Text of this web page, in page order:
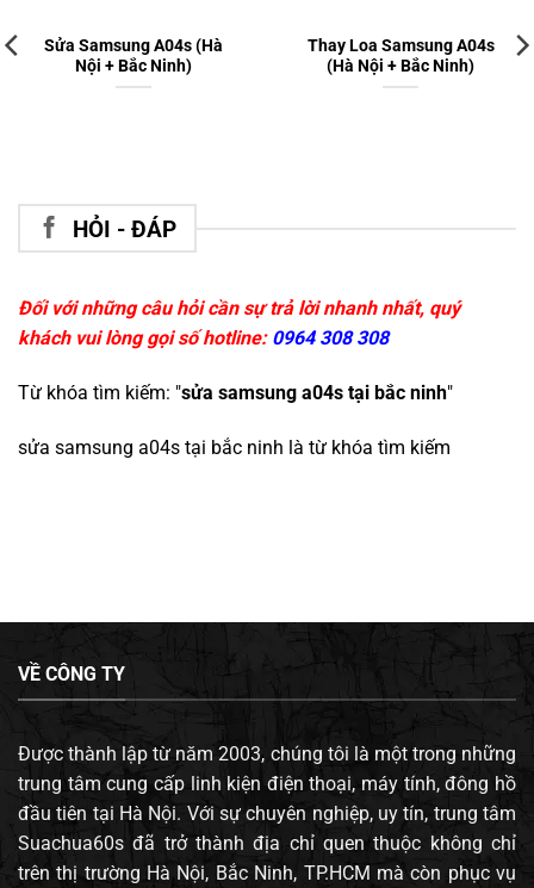
Sửa Samsung A04s (Hà
Nội + Bắc Ninh)
Thay Loa Samsung A04s
(Hà Nội + Bắc Ninh)
HỎI - ĐÁP
Đối với những câu hỏi cần sự trả lời nhanh nhất, quý
khách vui lòng gọi số hotline: 0964 308 308
Từ khóa tìm kiếm: "sửa samsung a04s tại bắc ninh"
sửa samsung a04s tại bắc ninh là từ khóa tìm kiếm
VỀ CÔNG TY
Được thành lập từ năm 2003, chúng tôi là một trong những
trung tâm cung cấp linh kiện điện thoại, máy tính, đông hồ
đầu tiên tại Hà Nội. Với sự chuyên nghiệp, uy tín, trung tâm
Suachua60s đã trở thành địa chỉ quen thuộc không chỉ
trên thị trường Hà Nội, Bắc Ninh, TP.HCM mà còn phục vụ